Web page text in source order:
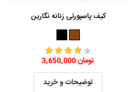
کیف پاسپورتی زنانه نگارین
3,650,000 تومان
توضیحات و خرید